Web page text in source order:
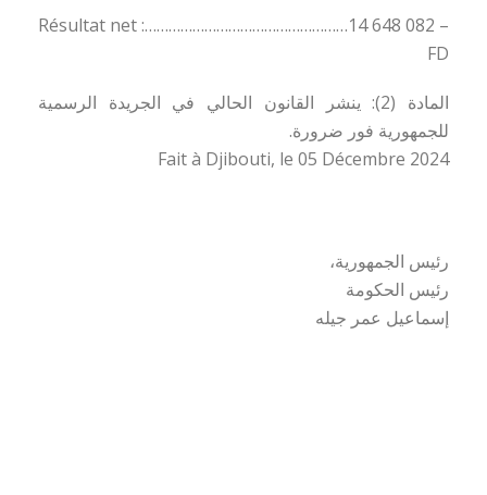
– Résultat net :……………………………………………14 648 082
FD
المادة (2): ينشر القانون الحالي في الجريدة الرسمية
للجمهورية فور ضرورة.
Fait à Djibouti, le 05 Décembre 2024
رئيس الجمهورية،
رئيس الحكومة
إسماعيل عمر جيله